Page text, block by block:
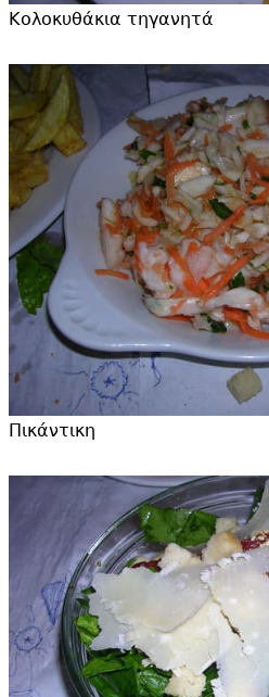
Κολοκυθάκια τηγανητά
Πικάντικη